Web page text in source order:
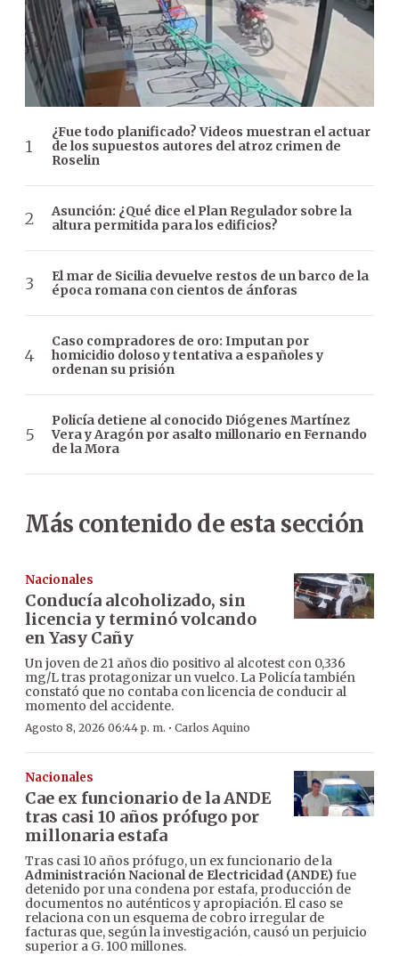
¿Fue todo planificado? Videos muestran el actuar
de los supuestos autores del atroz crimen de
Roselin
Asunción: ¿Qué dice el Plan Regulador sobre la
altura permitida para los edificios?
El mar de Sicilia devuelve restos de un barco de la
época romana con cientos de ánforas
Caso compradores de oro: Imputan por
homicidio doloso y tentativa a españoles y
ordenan su prisión
Policía detiene al conocido Diógenes Martínez
Vera y Aragón por asalto millonario en Fernando
de la Mora
Más contenido de esta sección
Nacionales
Conducía alcoholizado, sin
licencia y terminó volcando
en Yasy Cañy
Un joven de 21 años dio positivo al alcotest con 0,336
mg/L tras protagonizar un vuelco. La Policía también
constató que no contaba con licencia de conducir al
momento del accidente.
Agosto 8, 2026 06:44 p. m. · Carlos Aquino
Nacionales
Cae ex funcionario de la ANDE
tras casi 10 años prófugo por
millonaria estafa
Tras casi 10 años prófugo, un ex funcionario de la
Administración Nacional de Electricidad (ANDE)fue
detenido por una condena por estafa, producción de
documentos no auténticos y apropiación. El caso se
relaciona con un esquema de cobro irregular de
facturas que, según la investigación, causó un perjuicio
superior a G. 100 millones.